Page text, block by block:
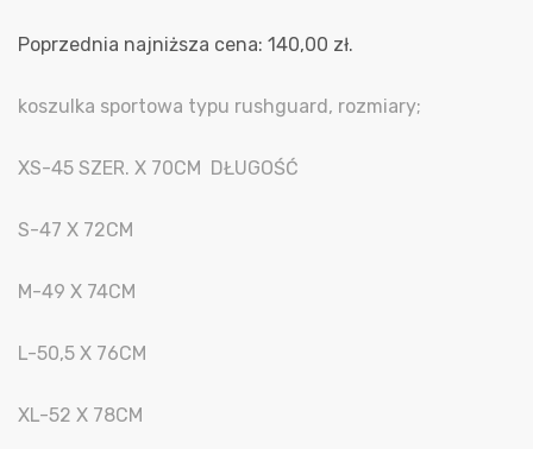
Poprzednia najniższa cena: 140,00 zł.
koszulka sportowa typu rushguard, rozmiary;
XS-45 SZER. X 70CM DŁUGOŚĆ
S-47 X 72CM
M-49 X 74CM
L-50,5 X 76CM
XL-52 X 78CM